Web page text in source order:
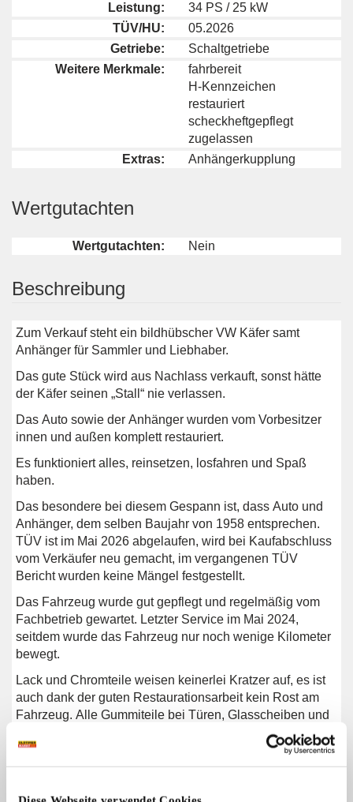
Leistung:
34 PS / 25 kW
TÜV/HU:
05.2026
Getriebe:
Schaltgetriebe
Weitere Merkmale:
fahrbereit
H-Kennzeichen
restauriert
scheckheftgepflegt
zugelassen
Extras:
Anhängerkupplung
Wertgutachten
Wertgutachten: Nein
Beschreibung
Zum Verkauf steht ein bildhübscher VW Käfer samt
Anhänger für Sammler und Liebhaber.
Das gute Stück wird aus Nachlass verkauft, sonst hätte
der Käfer seinen „Stall“ nie verlassen.
Das Auto sowie der Anhänger wurden vom Vorbesitzer
innen und außen komplett restauriert.
Es funktioniert alles, reinsetzen, losfahren und Spaß
haben.
Das besondere bei diesem Gespann ist, dass Auto und
Anhänger, dem selben Baujahr von 1958 entsprechen.
TÜV ist im Mai 2026 abgelaufen, wird bei Kaufabschluss
vom Verkäufer neu gemacht, im vergangenen TÜV
Bericht wurden keine Mängel festgestellt.
Das Fahrzeug wurde gut gepflegt und regelmäßig vom
Fachbetrieb gewartet. Letzter Service im Mai 2024,
seitdem wurde das Fahrzeug nur noch wenige Kilometer
bewegt.
Lack und Chromteile weisen keinerlei Kratzer auf, es ist
auch dank der guten Restaurationsarbeit kein Rost am
Fahrzeug. Alle Gummiteile bei Türen, Glasscheiben und
Unterbodenschutz versiegelt.
Wetter gefahren.